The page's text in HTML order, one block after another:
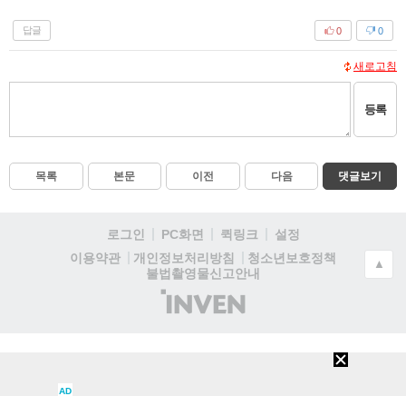
답글 0
0
새로고침
등록
목록 본문 이전 다음 댓글보기
로그인 PC화면 퀵링크
설정
이용약관
개인정보처리방침
청소년보호정책
불법촬영물신고안내
(주)
인
▲
AD